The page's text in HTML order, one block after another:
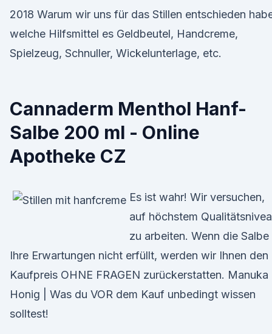
2018 Warum wir uns für das Stillen entschieden
welche Hilfsmittel es Geldbeutel, Handcreme,
Spielzeug, Schnuller, Wickelunterlage, etc.
Cannaderm Menthol Hanf-
Salbe 200 ml - Online
Apotheke CZ
Es ist wahr! Wir versuchen,
auf höchstem
zu arbeiten. Wenn die Salbe
Ihre Erwartungen nicht erfüllt, werden wir Ihnen den
Kaufpreis OHNE FRAGEN zurückerstatten. Manuka
Honig | Was du VOR dem Kauf unbedingt wissen
solltest!